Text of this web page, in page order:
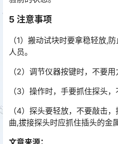
5 注意事项
（1）搬动试块时要拿稳轻放,
人员。
（2）调节仪器按键时，不要
（3）操作时，手要抓住探头，
（4）探头要轻放，不要敲击
曲,拔接探头时应抓住插头的金